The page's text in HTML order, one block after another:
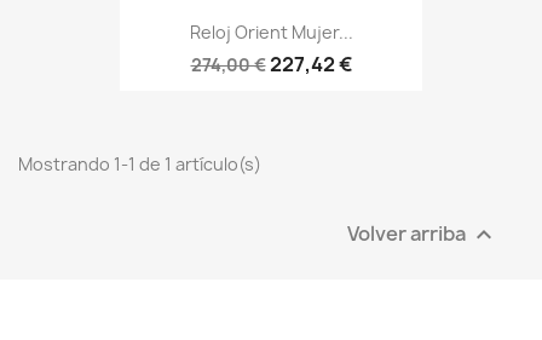
Reloj Orient Mujer...
274,00 €227,42 €
Mostrando 1-1 de 1 artículo(s)
Volver arriba 